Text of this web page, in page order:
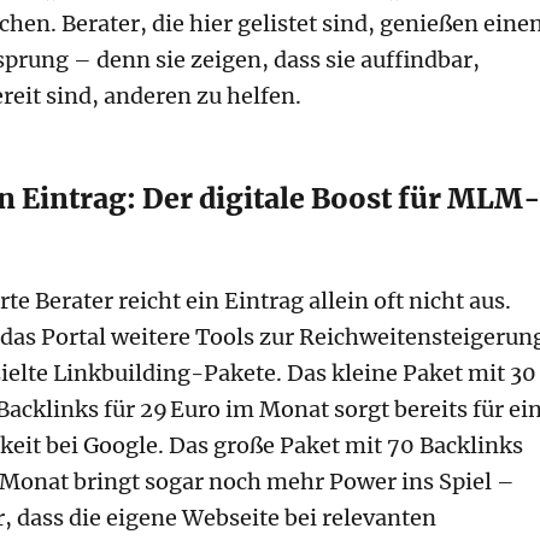
Berater, die hier gelistet sind, genießen
– denn sie zeigen, dass sie auffindbar,
sind, anderen zu helfen.
Eintrag: Der digitale Boost für MLM-
Berater reicht ein Eintrag allein oft nicht aus.
Portal weitere Tools zur
Linkbuilding-Pakete. Das kleine Paket mit 30
für 29 Euro im Monat sorgt bereits für
bei Google. Das große Paket mit 70 Backlinks
bringt sogar noch mehr Power ins Spiel –
dass die eigene Webseite bei relevanten